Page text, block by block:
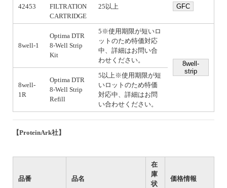
42453
FILTRATION
CARTRIDGE
25以上 GFC
8well-1
Optima DTR
8-Well Strip
Kit
5※使用期限が短いロ
ットのため特価対応
中、詳細はお問い合
わせください。
8well-
strip
8well-
1R
Optima DTR
8-Well Strip
Refill
5以上※使用期限が短
いロットのため特価
対応中、詳細はお問
い合わせください。
【ProteinArk社】
品番 品名
在
庫
状
価格情報